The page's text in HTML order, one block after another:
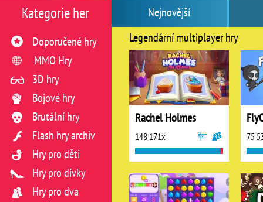
Nejnovější
Legendární multiplayer hry
Rachel Holmes
148 171x 75
Kategorie her
Doporučené hry
MMO Hry
3D hry
Bojové hry
Brutální hry
Flash hry archiv
Hry pro děti
Hry pro dívky
Hry pro dva